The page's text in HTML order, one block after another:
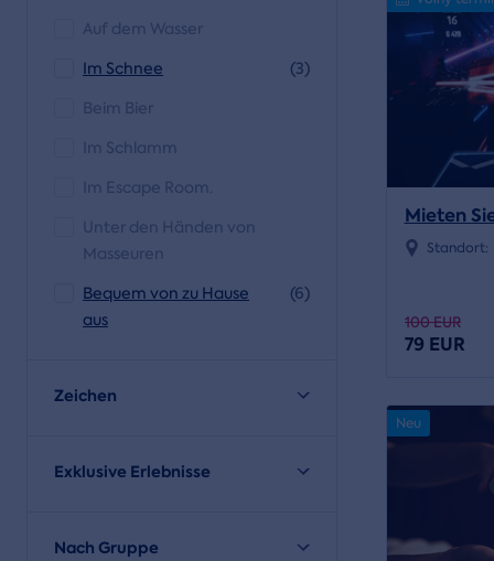
Auf dem Wasser
Im Schnee
(3)
Beim Bier
Im Schlamm
Im Escape Room.
Unter den Händen von
Masseuren
Bequem von zu Hause
aus
(6)
Zeichen
Exklusive Erlebnisse
Nach Gruppe
Mieten
Standort:
100 EUR
79 EUR
Neu